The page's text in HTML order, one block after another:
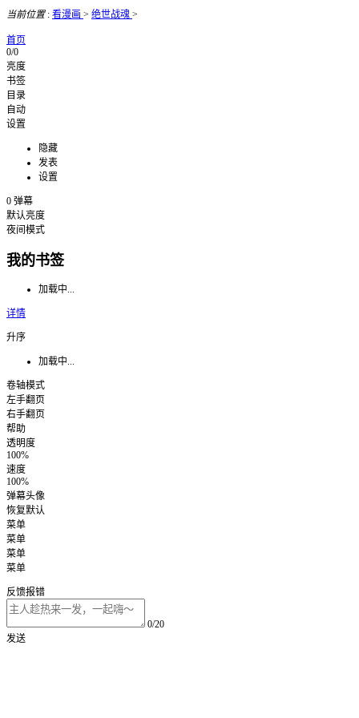
当前位置: 看漫画 > 绝世战魂 >
首页
0/0
亮度
书签
目录
自动
设置
隐藏
发表
设置
0 弹幕
默认亮度
夜间模式
我的书签
加载中...
详情
升序
加载中...
卷轴模式
左手翻页
右手翻页
帮助
透明度
100%
速度
100%
弹幕头像
恢复默认
菜单
菜单
菜单
菜单
反馈报错
0/20
发送